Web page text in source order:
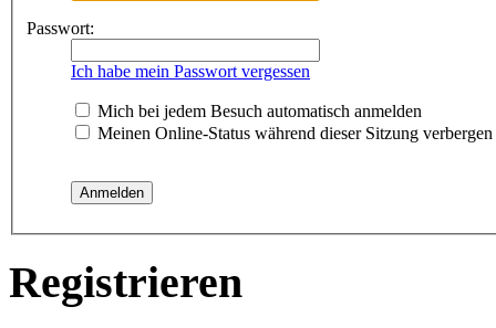
Passwort:
Ich habe mein Passwort vergessen
Mich bei jedem Besuch automatisch anmelden
Meinen Online-Status während dieser Sitzung verbergen
Registrieren